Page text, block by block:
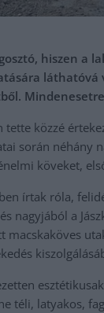
hiszen a
tette közzé
során néhány
köveket,
írtak róla,
nagyjából a
macskaköves
téli, latyakos,